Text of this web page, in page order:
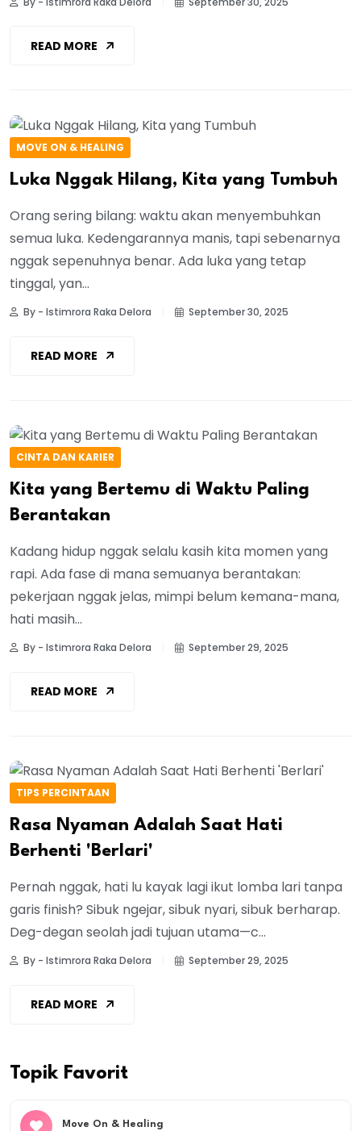
READ MORE
MOVE ON & HEALING
Luka Nggak Hilang, Kita yang Tumbuh
Orang sering bilang: waktu akan menyembuhkan
semua luka. Kedengarannya manis, tapi sebenarnya
nggak sepenuhnya benar. Ada luka yang tetap
tinggal, yan...
By - Istimrora Raka Delora September 30, 2025
READ MORE
CINTA DAN KARIER
Kita yang Bertemu di Waktu Paling
Berantakan
Kadang hidup nggak selalu kasih kita momen yang
rapi. Ada fase di mana semuanya berantakan:
pekerjaan nggak jelas, mimpi belum kemana-mana,
hati masih...
By - Istimrora Raka Delora September 29, 2025
READ MORE
TIPS PERCINTAAN
Rasa Nyaman Adalah Saat Hati
Berhenti 'Berlari'
Pernah nggak, hati lu kayak lagi ikut lomba lari tanpa
garis finish? Sibuk ngejar, sibuk nyari, sibuk berharap.
Deg-degan seolah jadi tujuan utama—c...
By - Istimrora Raka Delora September 29, 2025
READ MORE
Topik Favorit
Move On & Healing